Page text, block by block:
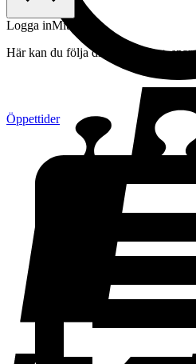
Öppettider
Logga inMitt konto
Här kan du följa din beställning,